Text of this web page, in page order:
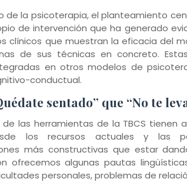
de la psicoterapia, el planteamiento
de intervención que ha generado
clínicos que muestran la eficacia del
de sus técnicas en concreto.
en otros modelos de
conductual.
sentado” que “No te
de las herramientas de la TBCS tienen
los recursos actuales y las
más constructivas que estar
ofrecemos algunas pautas
personales, problemas de